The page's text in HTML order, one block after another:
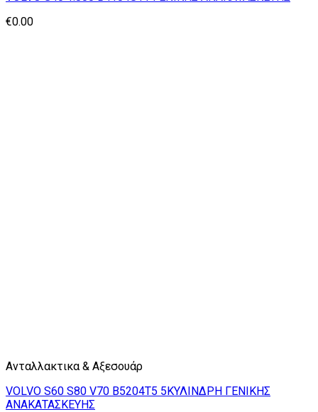
€0.00
Ανταλλακτικα & Αξεσουάρ
VOLVO S60 S80 V70 B5204T5 5ΚΥΛΙΝΔΡΗ ΓΕΝΙΚΗΣ
ΑΝΑΚΑΤΑΣΚΕΥΗΣ